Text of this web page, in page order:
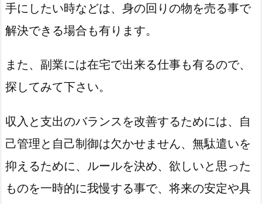
手にしたい時などは、身の回りの物を売る事で
解決できる場合も有ります。
また、副業には在宅で出来る仕事も有るので、
探してみて下さい。
収入と支出のバランスを改善するためには、自
己管理と自己制御は欠かせません、無駄遣いを
抑えるために、ルールを決め、欲しいと思った
ものを一時的に我慢する事で、将来の安定や具